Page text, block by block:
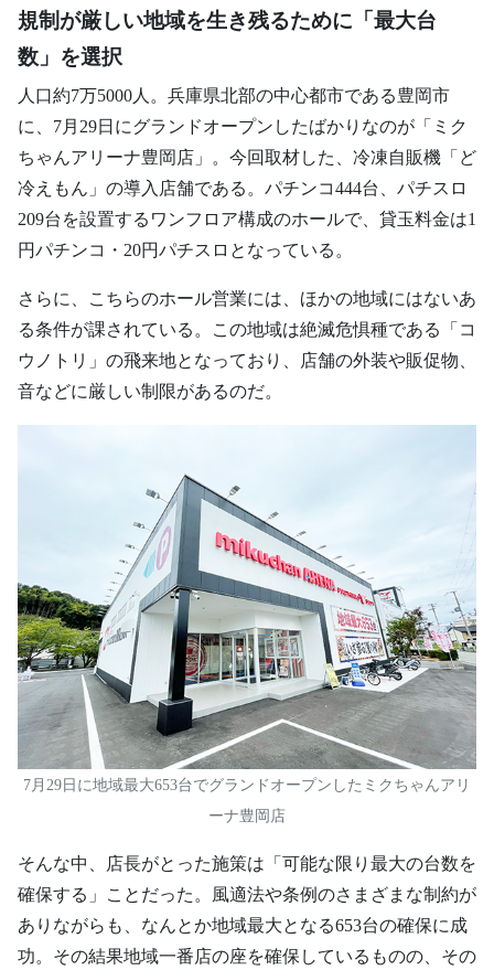
規制が厳しい地域を生き残るために「最大台
数」を選択
人口約7万5000人。兵庫県北部の中心都市である豊岡市
に、7月29日にグランドオープンしたばかりなのが「ミク
ちゃんアリーナ豊岡店」。今回取材した、冷凍自販機「ど
冷えもん」の導入店舗である。パチンコ444台、パチスロ
209台を設置するワンフロア構成のホールで、貸玉料金は1
円パチンコ・20円パチスロとなっている。
さらに、こちらのホール営業には、ほかの地域にはないあ
る条件が課されている。この地域は絶滅危惧種である「コ
ウノトリ」の飛来地となっており、店舗の外装や販促物、
音などに厳しい制限があるのだ。
7月29日に地域最大653台でグランドオープンしたミクちゃんアリ
ーナ豊岡店
そんな中、店長がとった施策は「可能な限り最大の台数を
確保する」ことだった。風適法や条例のさまざまな制約が
ありながらも、なんとか地域最大となる653台の確保に成
功。その結果地域一番店の座を確保しているものの、その